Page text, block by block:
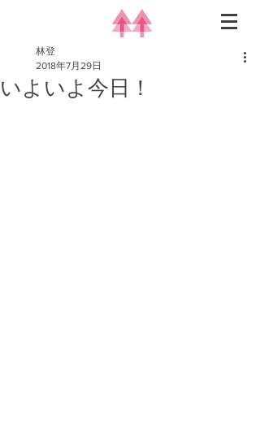
いよいよ今日！
林登
2018年7月29日